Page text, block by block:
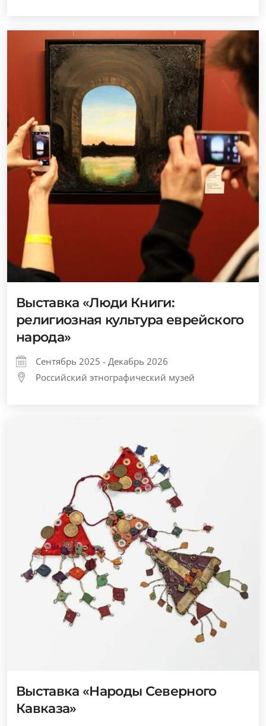
Выставка «Люди Книги:
религиозная культура еврейского
народа»
Сентябрь 2025 - Декабрь 2026
Российский этнографический музей
Выставка «Народы Северного
Кавказа»